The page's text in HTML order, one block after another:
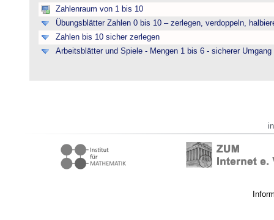
Zahlenraum von 1 bis 10
Übungsblätter Zahlen 0 bis 10 – zerlegen, verdoppeln,
Zahlen bis 10 sicher zerlegen
Arbeitsblätter und Spiele - Mengen 1 bis 6 - sicherer Umgang